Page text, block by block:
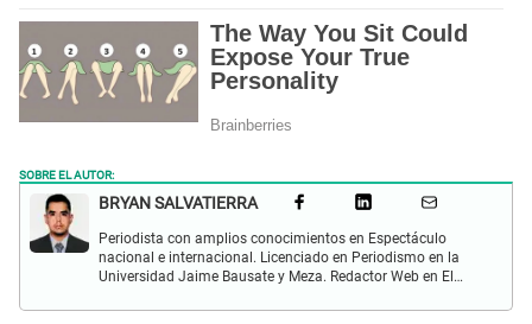
SOBRE EL AUTOR:
BRYAN SALVATIERRA
Periodista con amplios conocimientos en Espectáculo
nacional e internacional. Licenciado en Periodismo en la
Universidad Jaime Bausate y Meza. Redactor Web en El
películas, series, videojuegos y espectáculo.